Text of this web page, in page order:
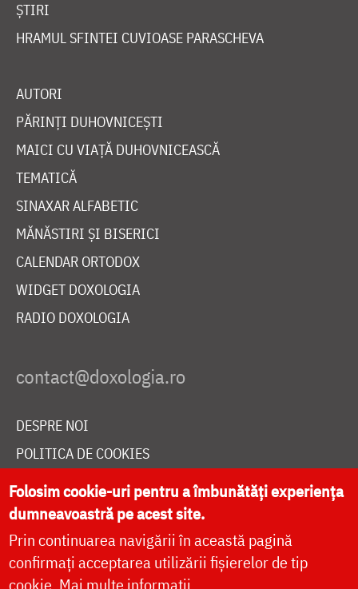
ȘTIRI
HRAMUL SFINTEI CUVIOASE PARASCHEVA
AUTORI
PĂRINȚI DUHOVNICEȘTI
MAICI CU VIAȚĂ DUHOVNICEASCĂ
TEMATICĂ
SINAXAR ALFABETIC
MĂNĂSTIRI ȘI BISERICI
CALENDAR ORTODOX
WIDGET DOXOLOGIA
RADIO DOXOLOGIA
DESPRE NOI
POLITICA DE COOKIES
DONEAZĂ ONLINE PENTRU CATEDRALA NAȚIONALĂ
LIVE
Folosim cookie-uri pentru a îmbunătăți experiența
dumneavoastră pe acest site.
Prin continuarea navigării în această pagină
confirmați acceptarea utilizării fișierelor de tip
cookie. Mai multe informații